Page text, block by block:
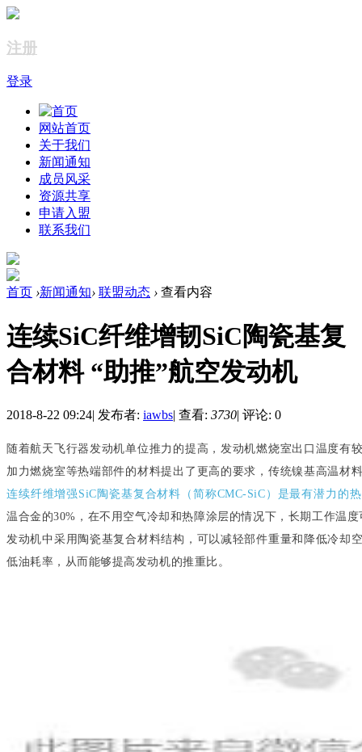
注册
登录
网站首页
关于我们
新闻通知
成员风采
资源共享
申请入盟
联系我们
首页 ›新闻通知› 联盟动态 › 查看内容
连续SiC纤维增韧SiC陶瓷基复
合材料 “助推”航空发动机
2018-8-22 09:24| 发布者: iawbs| 查看: 3730| 评论: 0
随着航天飞行器发动机单位推力的提高，发动机燃烧室出口温度有
加力燃烧室等热端部件的材料提出了更高的要求，传统镍基高温材
连续纤维增强SiC陶瓷基复合材料（简称CMC-SiC）是最有潜力的
温合金的30%，在不用空气冷却和热障涂层的情况下，长期工作温
发动机中采用陶瓷基复合材料结构，可以减轻部件重量和降低冷却
低油耗率，从而能够提高发动机的推重比。